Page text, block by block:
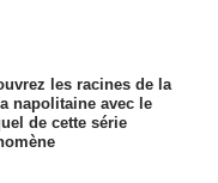
les racines de la
napolitaine avec le
de cette série